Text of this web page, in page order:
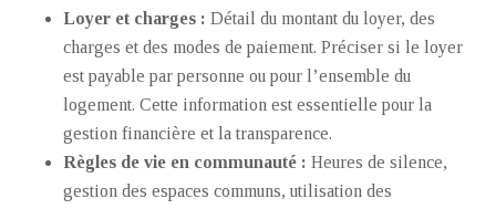
Loyer et charges : Détail du montant du loyer, des
charges et des modes de paiement. Préciser si le loyer
est payable par personne ou pour l’ensemble du
logement. Cette information est essentielle pour la
gestion financière et la transparence.
Règles de vie en communauté : Heures de silence,
gestion des espaces communs, utilisation des